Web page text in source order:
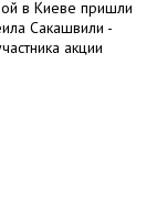
в Киеве пришли
Сакашвили -
акции